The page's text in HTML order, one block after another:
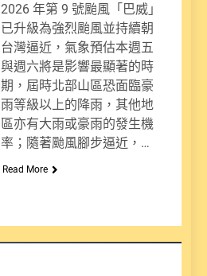
2026 年第 9 號颱風「巴威」
已升級為強烈颱風並持續朝
台灣逼近，氣象預估本週五
與週六將是影響最顯著的時
期，屆時北部山區恐面臨豪
雨等級以上的降雨，其他地
區亦有大雨或豪雨的發生機
率；隨著颱風腳步逼近，…
Read More